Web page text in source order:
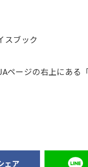
スブック
ページの右上にある
ェア